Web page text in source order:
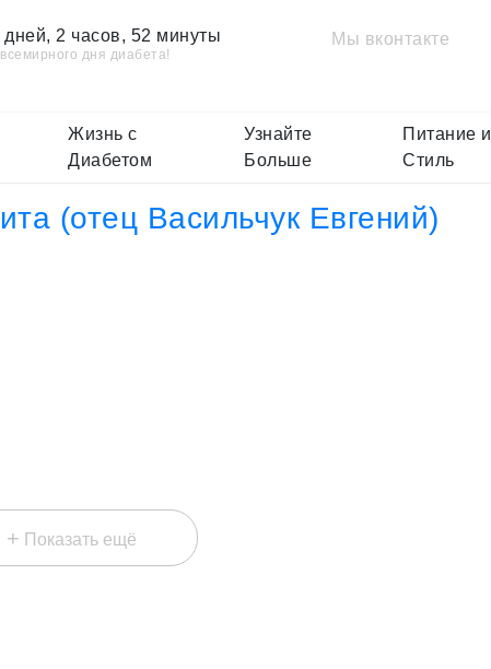
дней, 2 часов, 52 минуты
дня диабета!
Мы вконтакте
Жизнь с
Диабетом
Узнайте
Больше
Питание и
Стиль
(отец Васильчук Евгений)
+ Показать ещё